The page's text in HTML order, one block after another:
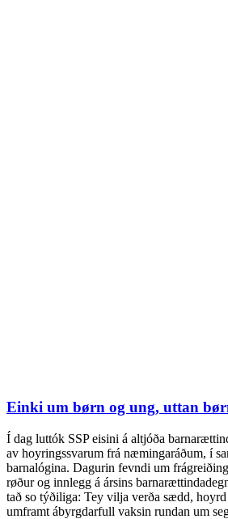
Einki um børn og ung, uttan
Í dag luttók SSP eisini á altjóða
av hoyringssvarum frá næmingaráðum, í
barnalógina. Dagurin fevndi um
røður og innlegg á ársins
tað so týðiliga: Tey vilja verða sædd,
umframt ábyrgdarfull vaksin rundan um